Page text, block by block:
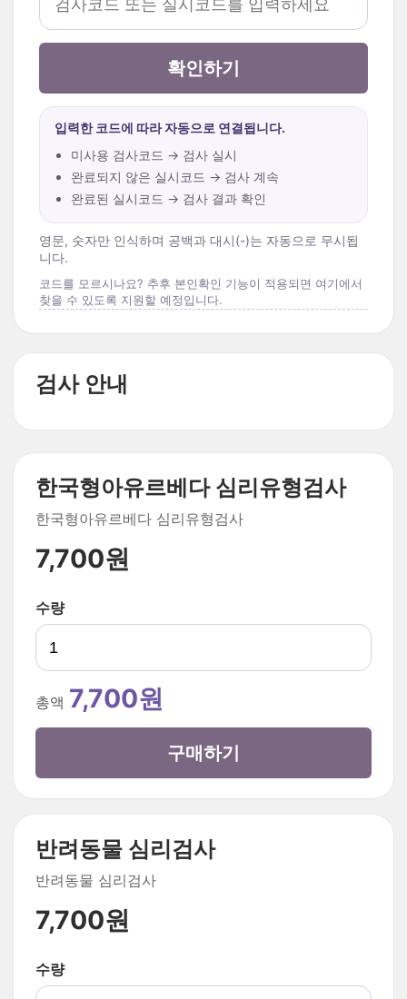
확인하기
입력한 코드에 따라 자동으로 연결됩니다.
미사용 검사코드 → 검사 실시
완료되지 않은 실시코드 → 검사 계속
완료된 실시코드 → 검사 결과 확인
영문, 숫자만 인식하며 공백과 대시(-)는 자동으로 무시됩
니다.
코드를 모르시나요? 추후 본인확인 기능이 적용되면 여기에서
찾을 수 있도록 지원할 예정입니다.
검사 안내
한국형아유르베다 심리유형검사
한국형아유르베다 심리유형검사
7,700원
수량
총액 7,700원
구매하기
반려동물 심리검사
반려동물 심리검사
7,700원
수량